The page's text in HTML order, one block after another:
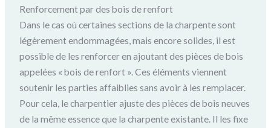
Renforcement par des bois de renfort
Dans le cas où certaines sections de la charpente sont
légèrement endommagées, mais encore solides, il est
possible de les renforcer en ajoutant des pièces de bois
appelées « bois de renfort ». Ces éléments viennent
soutenir les parties affaiblies sans avoir à les remplacer.
Pour cela, le charpentier ajuste des pièces de bois neuves
de la même essence que la charpente existante. Il les fixe